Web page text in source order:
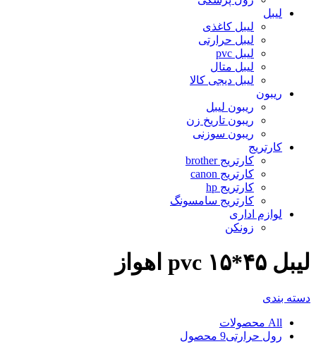
لیبل
لیبل کاغذی
لیبل حرارتی
لیبل pvc
لیبل متال
لیبل دیجی کالا
ریبون
ریبون لیبل
ریبون تاریخ زن
ریبون سوزنی
کارتریج
کارتریج brother
کارتریج canon
کارتریج hp
کارتریج سامسونگ
لوازم اداری
زونکن
لیبل ۴۵*۱۵ pvc اهواز
دسته بندی
All محصولات
رول حرارتی9 محصول